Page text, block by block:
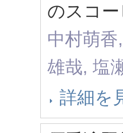
のスコ
中村萌
雄哉, 塩
詳細を